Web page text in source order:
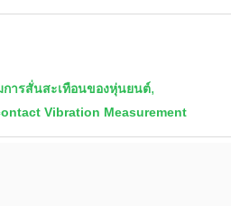
การสั่นสะเทือนของหุ่นยนต์,
Vibration Measurement